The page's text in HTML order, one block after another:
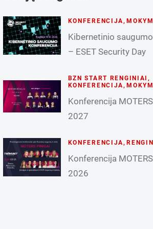
KONFERENCIJA ,
Kibernetinio
– ESET Security Day
BZN START RENGINIAI ,
KONFERENCIJA ,
Konferencija
2027
KONFERENCIJA ,
Konferencija
2026